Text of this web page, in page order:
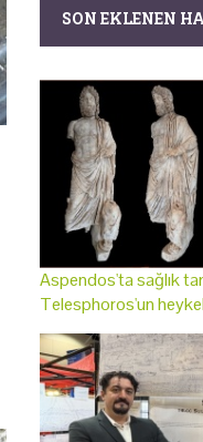
SON EKLENEN
Aspendos'ta sağlık
Telesphoros'un